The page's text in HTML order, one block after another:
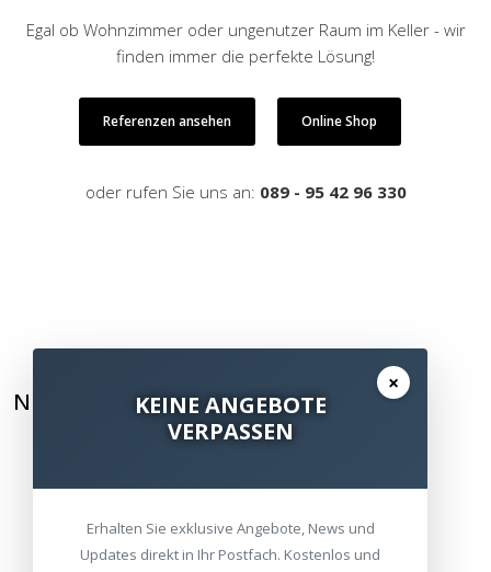
Egal ob Wohnzimmer oder ungenutzer Raum im Keller - wir
finden immer die perfekte Lösung!
Referenzen ansehen Online Shop
oder rufen Sie uns an: 089 - 95 42 96 330
NEWSLETTER ABONNIEREN
×
KEINE ANGEBOTE
VERPASSEN
Erhalten Sie exklusive Angebote, News und
Updates direkt in Ihr Postfach. Kostenlos und